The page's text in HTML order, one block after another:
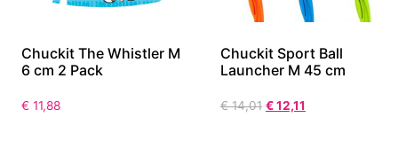
Chuckit The Whistler M
6 cm 2 Pack
€ 11,88
Chuckit Sport Ball
Launcher M 45 cm
€14,01 €12,11